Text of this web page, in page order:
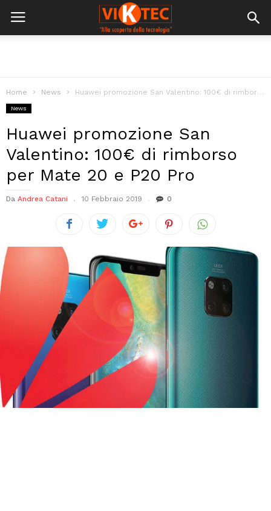
Home News Huawei promozione San Valentino: 100€ di rimborso per Mate 20 e P20...
News
Huawei promozione San
Valentino: 100€ di rimborso
per Mate 20 e P20 Pro
Da Andrea Catani 10 Febbraio 2019 0